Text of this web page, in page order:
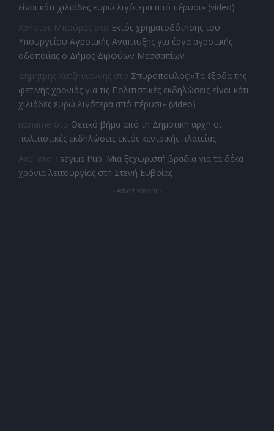
είναι κάτι χιλιάδες ευρώ λιγότερα από πέρυσι» (video)
Χρήστος Μπούρας στο Εκτός χρηματοδότησης του
Υπουργείου Αγροτικής Ανάπτυξης για έργα αγροτικής
οδοποιίας ο Δήμος Διρφύων Μεσσαπίων
Δημητρης Χατζηγιαννης στο Σπυρόπουλος:«Τα έξοδα της
φετινής χρονιάς για τις Πολιτιστικές εκδηλώσεις είναι κάτι
χιλιάδες ευρώ λιγότερα από πέρυσι» (video)
noname στο Θετικό βήμα από τη Δημοτική αρχή οι
πολιτιστικές εκδηλώσεις εκτός κεντρικής πλατείας
Axel στο Tsayius Pub: Μια ξεχωριστή βραδιά για τα δέκα
χρόνια λειτουργίας στη Στενή Ευβοίας
- Advertisement -